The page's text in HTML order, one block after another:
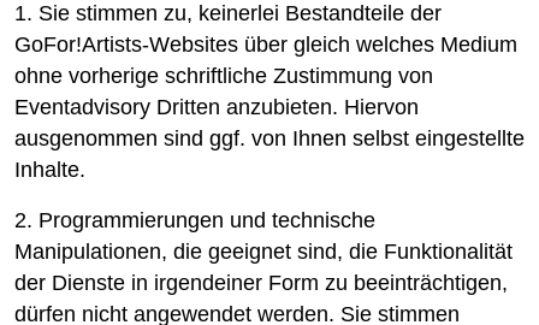
1. Sie stimmen zu, keinerlei Bestandteile der
GoFor!Artists-Websites über gleich welches Medium
ohne vorherige schriftliche Zustimmung von
Eventadvisory Dritten anzubieten. Hiervon
ausgenommen sind ggf. von Ihnen selbst eingestellte
Inhalte.
2. Programmierungen und technische
Manipulationen, die geeignet sind, die Funktionalität
der Dienste in irgendeiner Form zu beeinträchtigen,
dürfen nicht angewendet werden. Sie stimmen